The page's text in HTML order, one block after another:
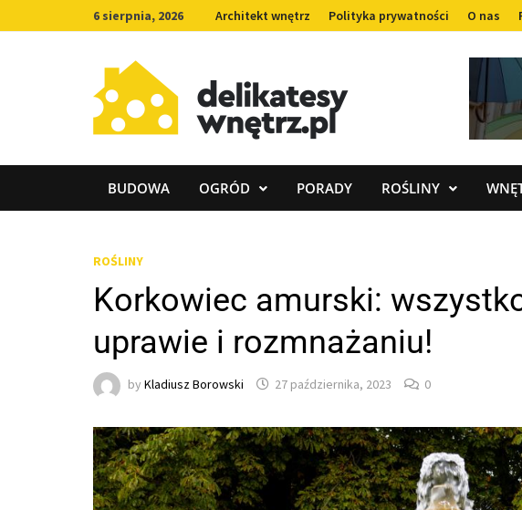
to
6 sierpnia, 2026 Architekt wnętrz Polityka prywatności O nas
BUDOWA OGRÓD PORADY ROŚLINY
ROŚLINY
Korkowiec amurski:
uprawie i rozmnażaniu!
by Kladiusz Borowski 27 października, 2023 0